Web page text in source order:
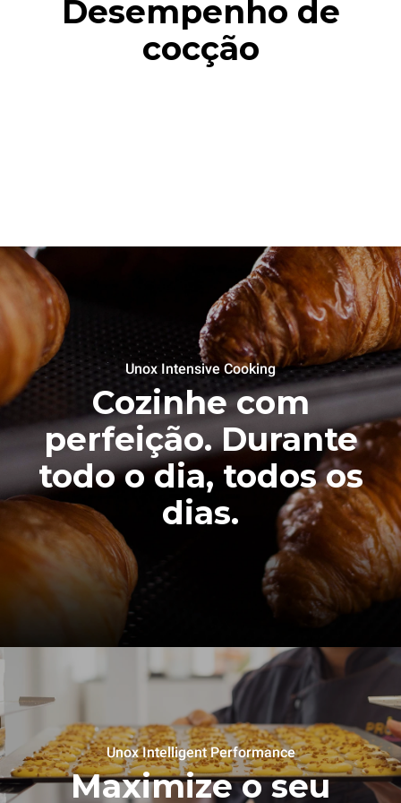
Desempenho de
cocção
Unox Intensive Cooking
Cozinhe com
perfeição. Durante
todo o dia, todos os
dias.
Unox Intelligent Performance
Maximize o seu